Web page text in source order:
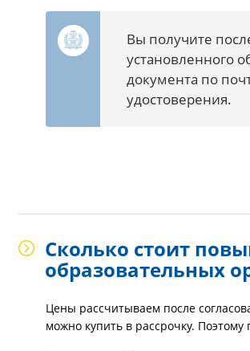
Вы получите
установленного
документа по
удостоверения.
Сколько стоит
образовательных
Цены рассчитываем после
можно купить в рассрочку.